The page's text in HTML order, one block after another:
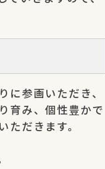
参画いただき、
育み、個性豊かで
だきます。